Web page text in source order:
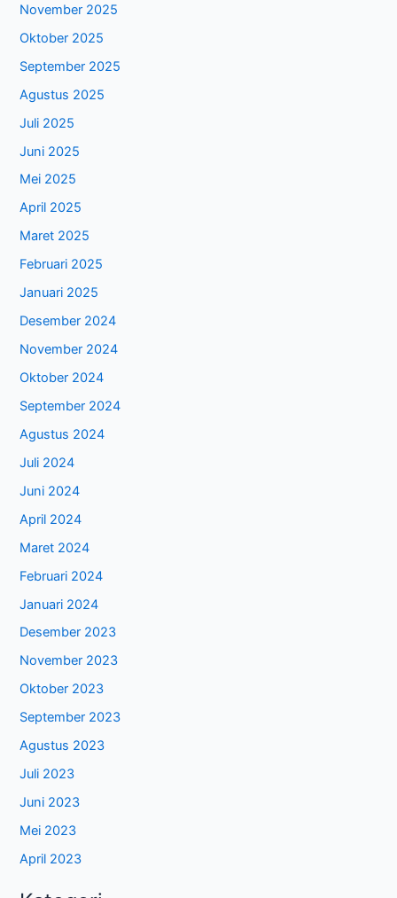
November 2025
Oktober 2025
September 2025
Agustus 2025
Juli 2025
Juni 2025
Mei 2025
April 2025
Maret 2025
Februari 2025
Januari 2025
Desember 2024
November 2024
Oktober 2024
September 2024
Agustus 2024
Juli 2024
Juni 2024
April 2024
Maret 2024
Februari 2024
Januari 2024
Desember 2023
November 2023
Oktober 2023
September 2023
Agustus 2023
Juli 2023
Juni 2023
Mei 2023
April 2023